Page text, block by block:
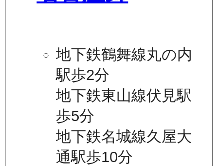
地下鉄鶴舞線丸の内
駅歩2分
地下鉄東山線伏見駅
歩5分
地下鉄名城線久屋大
通駅歩10分